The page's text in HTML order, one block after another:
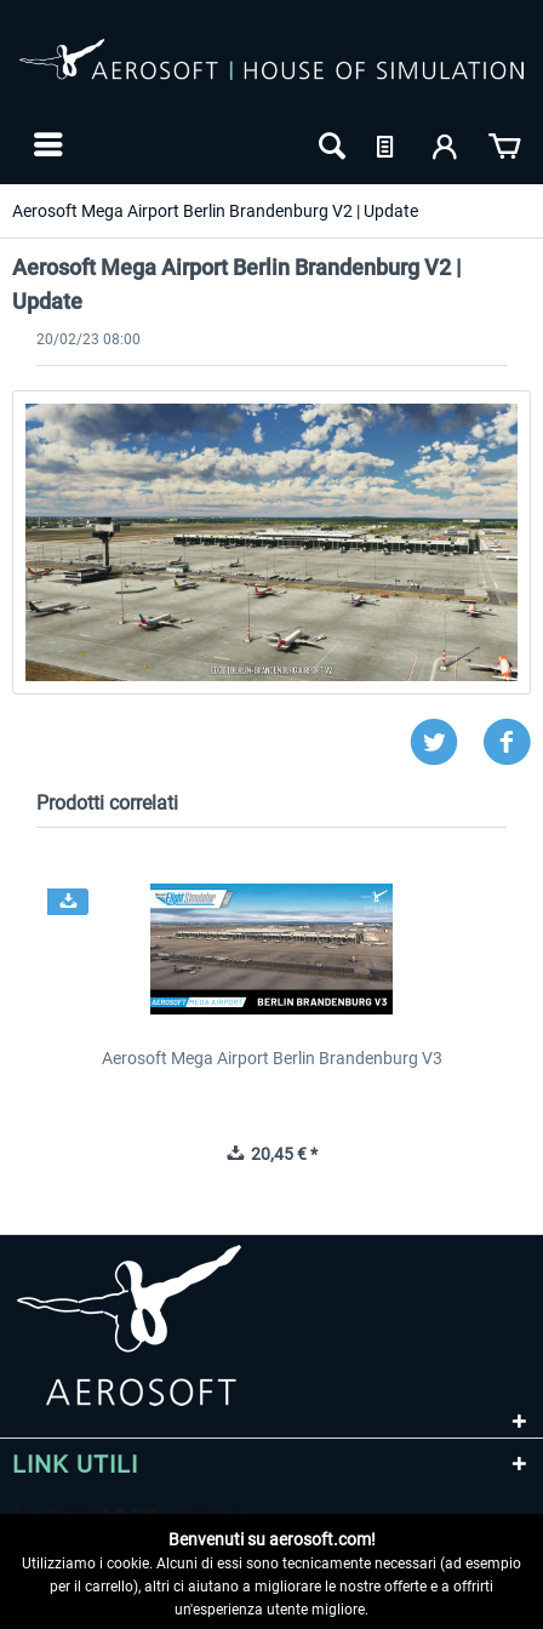
Aerosoft Mega Airport Berlin Brandenburg V2 | Update
Aerosoft Mega Airport Berlin Brandenburg V2 |
Update
20/02/23 08:00
Prodotti correlati
Aerosoft Mega Airport Berlin Brandenburg V3
20,45 € *
LINK UTILI
Benvenuti su aerosoft.com!
Utilizziamo i cookie. Alcuni di essi sono tecnicamente necessari (ad esempio
per il carrello), altri ci aiutano a migliorare le nostre offerte e a offrirti
un'esperienza utente migliore.